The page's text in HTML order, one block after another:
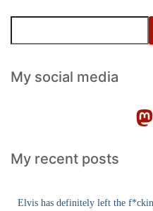
h
eMy social media
Mastodon
My recent posts
Elvis has definitely left the